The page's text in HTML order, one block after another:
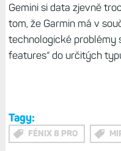
Gemini si data zjevně
tom, že Garmin má v
technologické problémy
features“ do určitých
Tagy:
FÉNIX 8 PRO